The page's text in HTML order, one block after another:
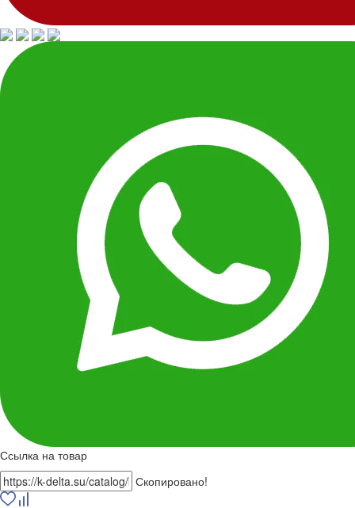
Ссылка на товар
Скопировано!